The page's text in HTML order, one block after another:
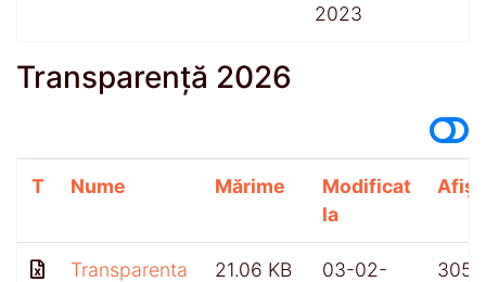
2023
Transparență 2026
T Nume Mărime
Modificat
la
Transparenta
21.06 KB
03-02-
305